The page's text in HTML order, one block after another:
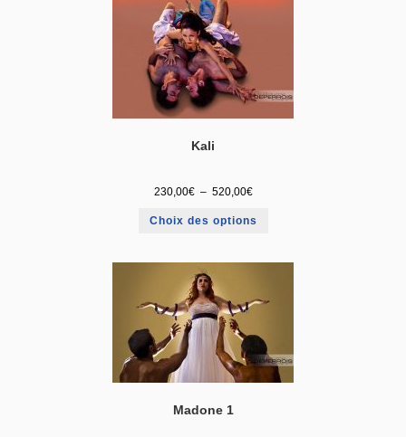
Kali
230,00€ – 520,00€
Choix des options
Madone 1